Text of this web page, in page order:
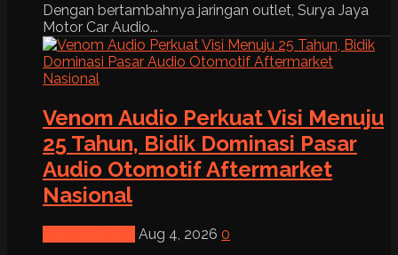
Dengan bertambahnya jaringan outlet, Surya Jaya
Motor Car Audio...
Venom Audio Perkuat Visi Menuju
25 Tahun, Bidik Dominasi Pasar
Audio Otomotif Aftermarket
Nasional
Aug 4, 2026 0